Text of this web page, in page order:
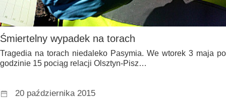
Śmiertelny wypadek na torach
Tragedia na torach niedaleko Pasymia. We wtorek 3 maja po
godzinie 15 pociąg relacji Olsztyn-Pisz…
20 października 2015